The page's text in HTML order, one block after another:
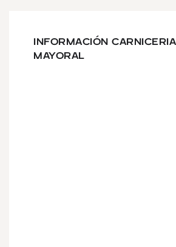
INFORMACIÓN
MAYORAL